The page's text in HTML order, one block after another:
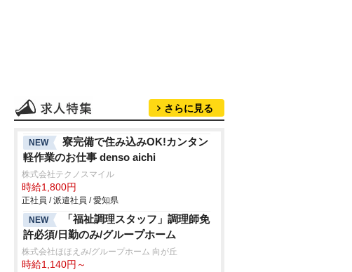
さらに見る
NEW
寮完備で住み込みOK!カンタン
軽作業のお仕事 denso aichi
株式会社テクノスマイル
時給1,800円
正社員 / 派遣社員 / 愛知県
NEW
「福祉調理スタッフ」調理師免
許必須/日勤のみ/グループホーム
株式会社ほほえみ/グループホーム 向が丘
時給1,140円～